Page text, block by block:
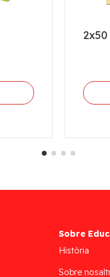
Sobre
Història
Sobre